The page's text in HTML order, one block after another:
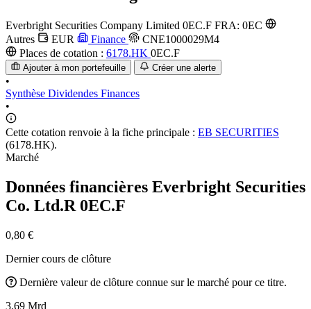
Everbright Securities Company Limited 0EC.F FRA: 0EC
Autres
EUR Finance
CNE1000029M4
Places de cotation : 6178.HK 0EC.F
Ajouter à mon portefeuille Créer une alerte
•
Synthèse Dividendes Finances
•
Cette cotation renvoie à la fiche principale : EB SECURITIES
(6178.HK).
Marché
Données financières Everbright Securities
Co. Ltd.R 0EC.F
0,80 €
Dernier cours de clôture
Dernière valeur de clôture connue sur le marché pour ce titre.
3.69 Mrd